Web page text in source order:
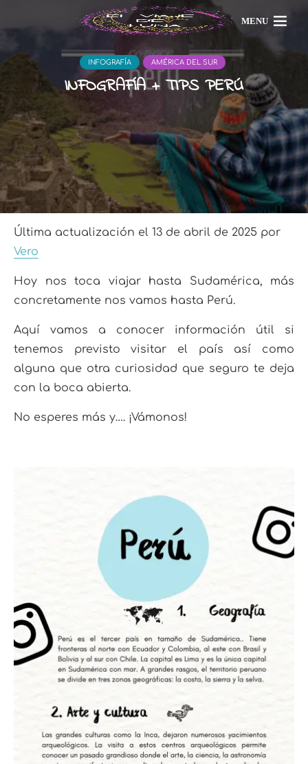
MENU
INFOGRAFÍA AMÉRICA DEL SUR
INFOGRAFÍA + TIPS PERÚ
Última actualización el 13 de abril de 2025 por
Vero
Hoy nos toca viajar hasta Sudamérica, más
concretamente nos vamos hasta Perú.
Aquí vamos a conocer información útil si
tenemos previsto visitar el país así como
alguna que otra curiosidad que seguro te deja
con la boca abierta.
No esperes más y…. ¡Vámonos!